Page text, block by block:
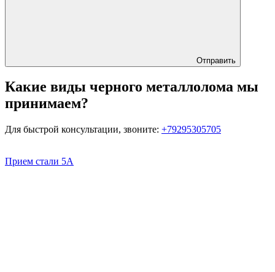
Отправить
Какие виды черного металлолома мы
принимаем?
Для быстрой консультации, звоните: +79295305705
Прием стали 5А